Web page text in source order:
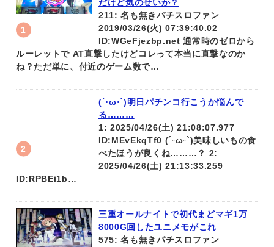
だけど気のせいか？
211: 名も無きパチスロファン
2019/03/26(火) 07:39:40.02
ID:WGeFjezbp.net 通常時のゼロから
ルーレットで AT直撃したけどコレって本当に直撃なのか
ね？ただ単に、付近のゲーム数で…
(´◦ω◦`)明日パチンコ行こうか悩んで
る………
1: 2025/04/26(土) 21:08:07.977
ID:MEvEkqTf0 (´◦ω◦`)美味しいもの食
べたほうが良くね………？ 2:
2025/04/26(土) 21:13:33.259
ID:RPBEi1b…
三重オールナイトで初代まどマギ1万
8000G回したユニメモがこれ
575: 名も無きパチスロファン